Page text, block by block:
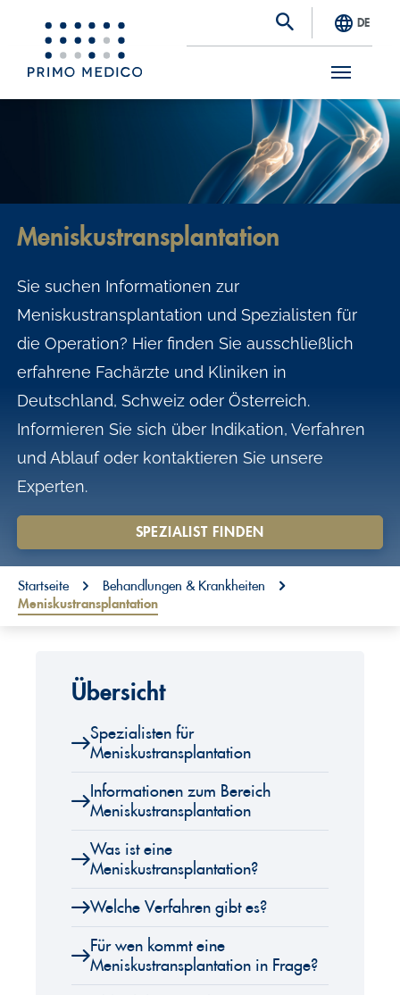
S
DE
Meniskustransplantation
Sie suchen Informationen zur
Meniskustransplantation und Spezialisten für
die Operation? Hier finden Sie ausschließlich
erfahrene Fachärzte und Kliniken in
Deutschland, Schweiz oder Österreich.
Informieren Sie sich über Indikation, Verfahren
und Ablauf oder kontaktieren Sie unsere
Experten.
SPEZIALIST FINDEN
You are here:
Startseite
Behandlungen & Krankheiten
Meniskustransplantation
Übersicht
Spezialisten für
Meniskustransplantation
Informationen zum Bereich
Meniskustransplantation
Was ist eine
Meniskustransplantation?
Welche Verfahren gibt es?
Für wen kommt eine
Meniskustransplantation in Frage?